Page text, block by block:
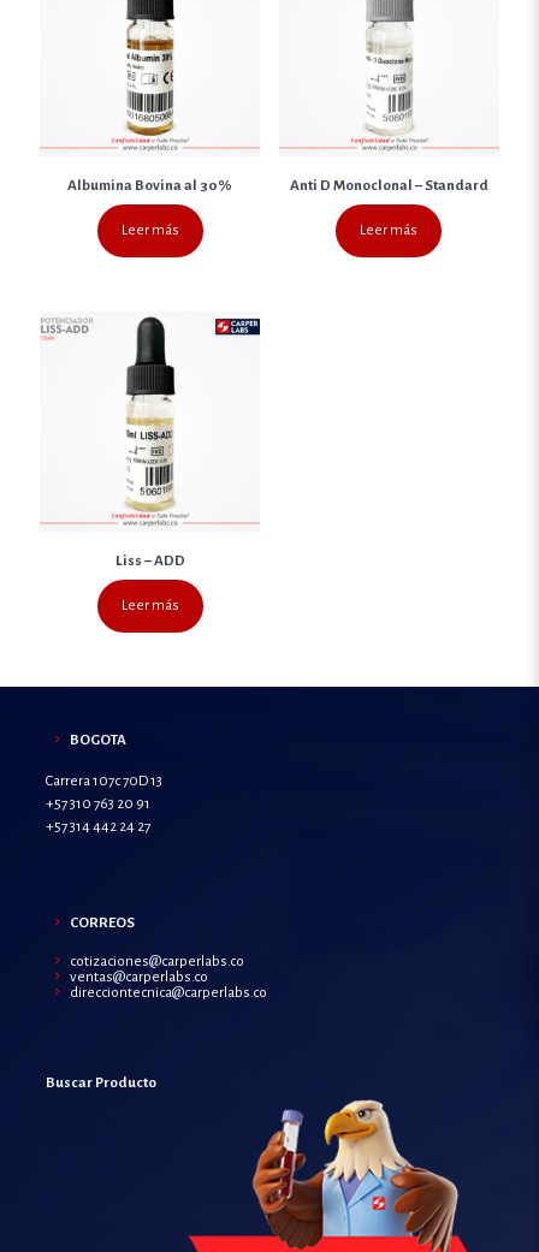
Albumina Bovina al 30%
Leer más
Anti D Monoclonal – Standard
Leer más
Liss – ADD
Leer más
BOGOTA
Carrera 107c 70D 13
+57 310 763 20 91
+57 314 442 24 27
CORREOS
cotizaciones@carperlabs.co
ventas@carperlabs.co
direcciontecnica@carperlabs.co
Buscar Producto